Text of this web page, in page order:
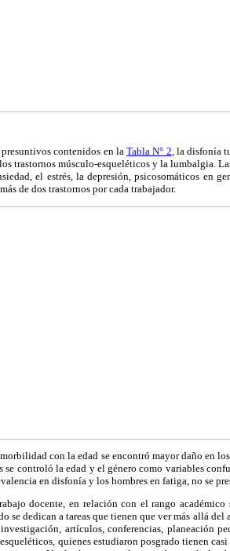
contenidos en laTabla N° 2, la disfonía
trastornos músculo-esqueléticos y la lumbalgia.
el estrés, la depresión, psicosomáticos en
de dos trastornos por cada trabajador.
con la edad se encontró mayor daño en
se controló la edad y el género como variables
en disfonía y los hombres en fatiga, no se
docente, en relación con el rango
se dedican a tareas que tienen que ver más allá
artículos, conferencias, planeación
quienes estudiaron posgrado tienen